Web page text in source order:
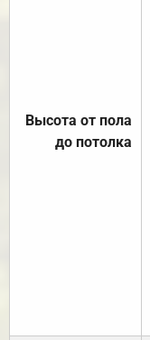
Высота от пола
до потолка